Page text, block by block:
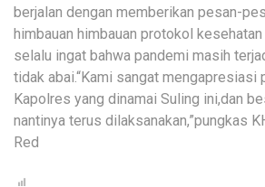
berjalan dengan memberikan pesan-
himbauan himbauan protokol
selalu ingat bahwa pandemi masih
tidak abai.“Kami sangat mengapresiasi
Kapolres yang dinamai Suling ini,dan
nantinya terus dilaksanakan,”pungkas
Red